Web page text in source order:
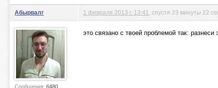
Абырвалг
Сообщения: 6480
1 февраля 2013 г. 13:41 , спустя 23 минуты 22
это связано с твоей проблемой так: